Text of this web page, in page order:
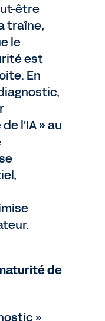
être
traîne,
le
est
En
l'IA » au
de
»